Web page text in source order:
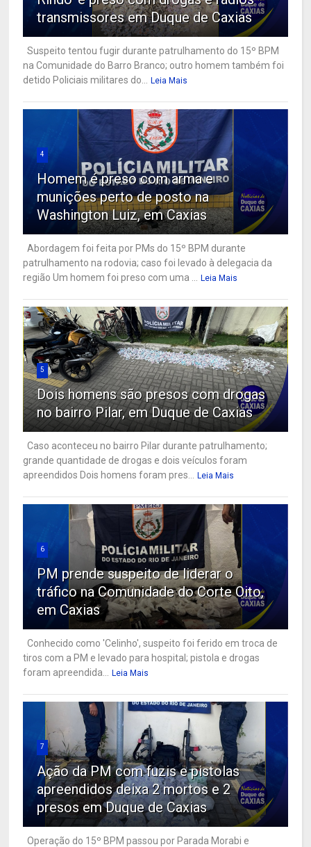
transmissores em Duque de Caxias
Suspeito tentou fugir durante patrulhamento do 15º BPM
na Comunidade do Barro Branco; outro homem também foi
detido Policiais militares do...
Leia Mais
4
Homem é preso com arma e
munições perto de posto na
Washington Luiz, em Caxias
Abordagem foi feita por PMs do 15º BPM durante
patrulhamento na rodovia; caso foi levado à delegacia da
região Um homem foi preso com uma ...
Leia Mais
5
Dois homens são presos com drogas
no bairro Pilar, em Duque de Caxias
Caso aconteceu no bairro Pilar durante patrulhamento;
grande quantidade de drogas e dois veículos foram
apreendidos Dois homens foram pres...
Leia Mais
6
PM prende suspeito de liderar o
tráfico na Comunidade do Corte Oito,
em Caxias
Conhecido como 'Celinho', suspeito foi ferido em troca de
tiros com a PM e levado para hospital; pistola e drogas
foram apreendida...
Leia Mais
7
Ação da PM com fuzis e pistolas
apreendidos deixa 2 mortos e 2
presos em Duque de Caxias
Operação do 15º BPM passou por Parada Morabi e